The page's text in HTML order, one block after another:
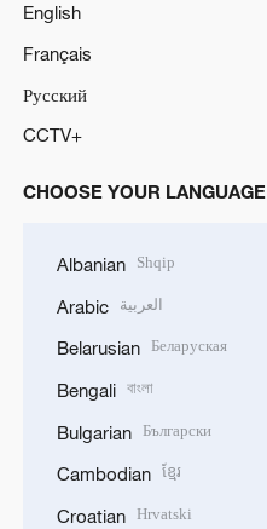
English
Français
Русский
CCTV+
CHOOSE YOUR LANGUAGE
Albanian Shqip
Arabic العربية
Belarusian Беларуская
Bengali বাংলা
Bulgarian Български
Cambodian ខ្មែរ
Croatian Hrvatski